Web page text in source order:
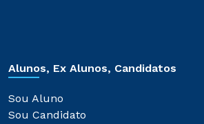
Alunos, Ex Alunos, Candidatos
Sou Aluno
Sou Candidato